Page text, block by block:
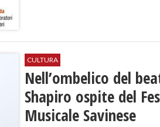
CULTURA
Nell’ombelico del
Shapiro ospite del
Musicale Savinese